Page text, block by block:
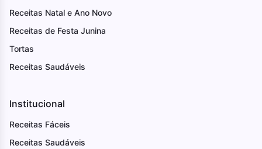
Receitas Natal e Ano Novo
Receitas de Festa Junina
Tortas
Receitas Saudáveis
Institucional
Receitas Fáceis
Receitas Saudáveis